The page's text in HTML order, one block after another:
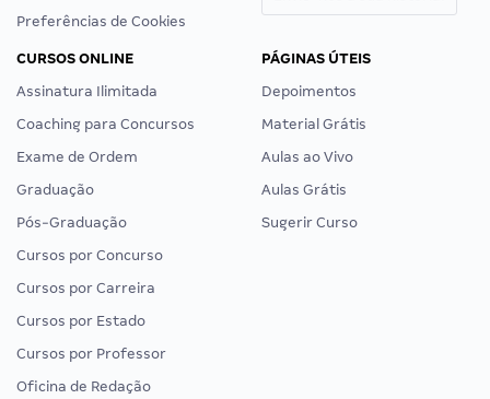
Preferências de Cookies
CURSOS ONLINE
Assinatura Ilimitada
Coaching para Concursos
Exame de Ordem
Graduação
Pós-Graduação
Cursos por Concurso
Cursos por Carreira
Cursos por Estado
Cursos por Professor
Oficina de Redação
PÁGINAS ÚTEIS
Depoimentos
Material Grátis
Aulas ao Vivo
Aulas Grátis
Sugerir Curso